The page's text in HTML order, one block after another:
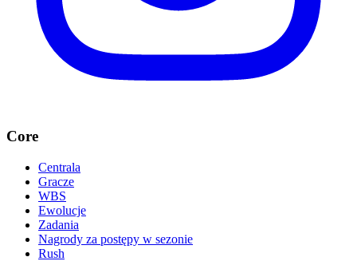
Core
Centrala
Gracze
WBS
Ewolucje
Zadania
Nagrody za postępy w sezonie
Rush